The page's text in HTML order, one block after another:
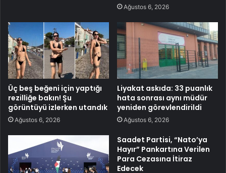
Ağustos 6, 2026
Üç beş beğeni için yaptığı
rezilliğe bakın! Şu
görüntüyü izlerken utandık
Ağustos 6, 2026
Liyakat askıda: 33 puanlık
hata sonrası aynı müdür
yeniden görevlendirildi
Ağustos 6, 2026
Saadet Partisi, “Nato’ya
Hayır” Pankartına Verilen
Para Cezasına İtiraz
Edecek